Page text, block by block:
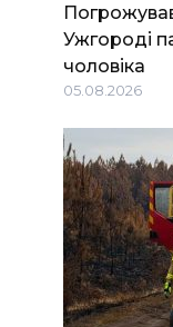
Ужгороді
чоловіка
05.08.2026